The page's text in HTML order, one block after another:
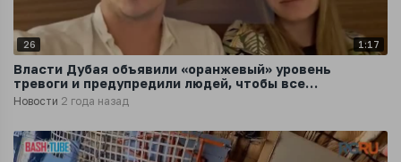
26 1:17
Власти Дубая объявили «оранжевый» уровень
тревоги и предупредили людей, чтобы все
оставались дома
Новости 2 года назад